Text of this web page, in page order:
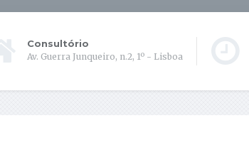
Consultório
Av. Guerra Junqueiro, n.2, 1º - Lisboa